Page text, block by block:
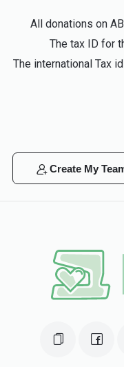
All donations on
The tax ID for
The international Tax
Create My